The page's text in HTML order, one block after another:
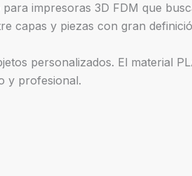
impresoras 3D FDM que
capas y piezas con gran
personalizados. El material
y profesional.